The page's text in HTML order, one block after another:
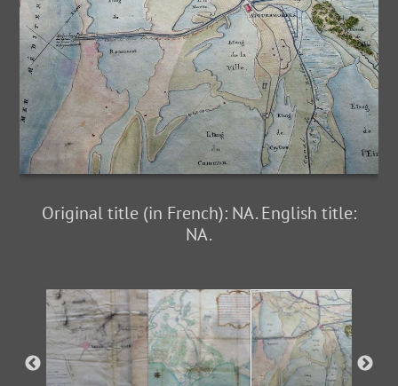
Original title (in French): NA. English title:
NA.